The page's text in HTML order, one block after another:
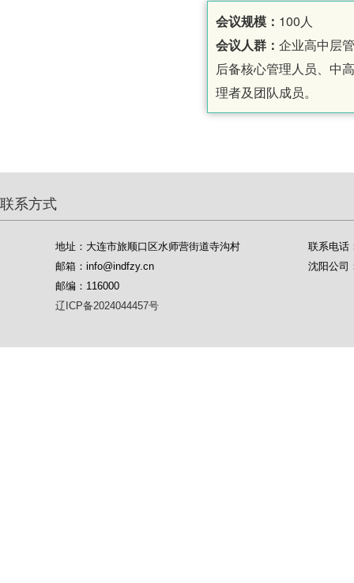
会议规模： 100人
会议人群： 企业高中层
后备核心管理人员、中
理者及团队成员。
联系方式
地址：大连市旅顺口区水师营街道寺沟村
邮箱：info@indfzy.cn
邮编：116000
辽ICP备2024044457号
联系电话
沈阳公司